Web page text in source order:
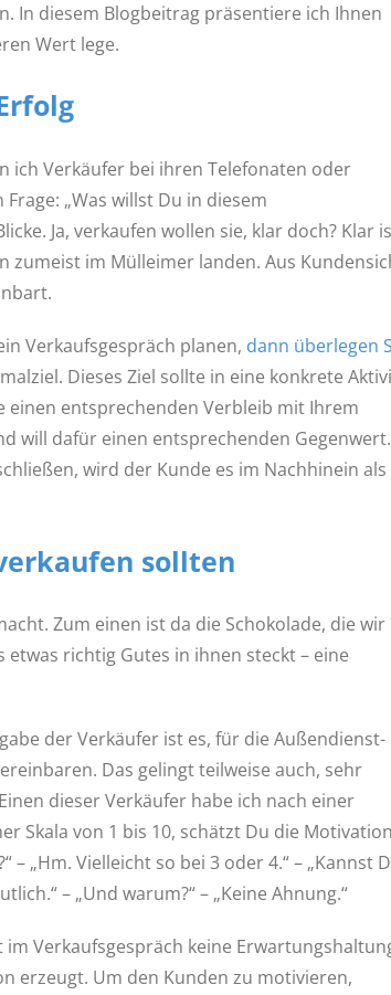
In diesem Blogbeitrag präsentiere ich Ihnen
Wert lege.
ich Verkäufer bei ihren Telefonaten oder
„Was willst Du in diesem
Ja, verkaufen wollen sie, klar doch? Klar
zumeist im Mülleimer landen. Aus
Verkaufsgespräch planen, dann überlegen
Dieses Ziel sollte in eine konkrete
einen entsprechenden Verbleib mit Ihrem
will dafür einen entsprechenden Gegenwert.
wird der Kunde es im Nachhinein als
sollten
Zum einen ist da die Schokolade, die wir
richtig Gutes in ihnen steckt – eine
der Verkäufer ist es, für die Außendienst-
Das gelingt teilweise auch, sehr
dieser Verkäufer habe ich nach einer
Skala von 1 bis 10, schätzt Du die
„Hm. Vielleicht so bei 3 oder 4.“ – „Kannst
– „Und warum?“ – „Keine Ahnung.“
Verkaufsgespräch keine
erzeugt. Um den Kunden zu motivieren,